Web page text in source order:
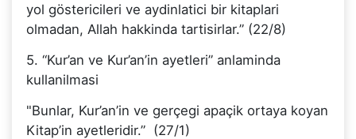
yol göstericileri ve aydinlatici bir kitaplari
olmadan, Allah hakkinda tartisirlar.” (22/8)
5. “Kur’an ve Kur’an’in ayetleri” anlaminda
kullanilmasi
"Bunlar, Kur’an’in ve gerçegi apaçik ortaya koyan
Kitap’in ayetleridir.” (27/1)